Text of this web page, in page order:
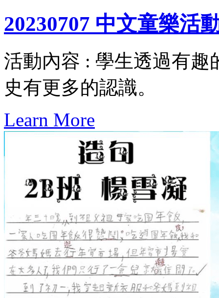
20230707 中文童樂活
活動內容 : 學生透過有趣
史有更多的認識。
Learn More